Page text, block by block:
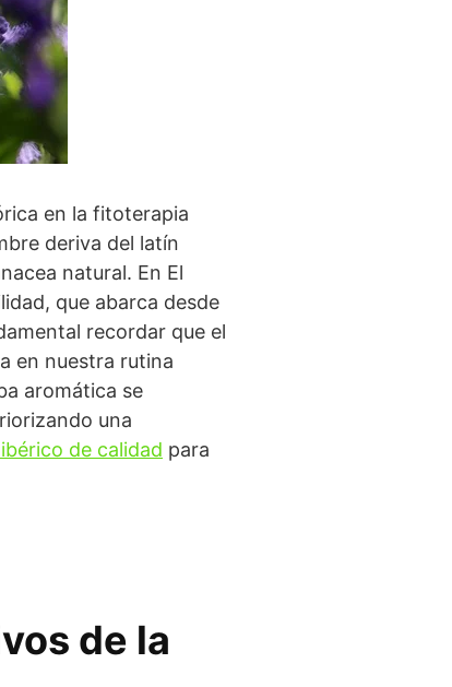
en la fitoterapia
deriva del latín
natural. En El
que abarca desde
recordar que el
en nuestra rutina
aromática se
una
de calidad para
de la